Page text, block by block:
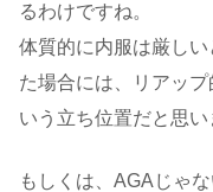
るわけですね。
体質的に内服は厳し
た場合には、リアッ
いう立ち位置だと思い
もしくは、AGAじゃ